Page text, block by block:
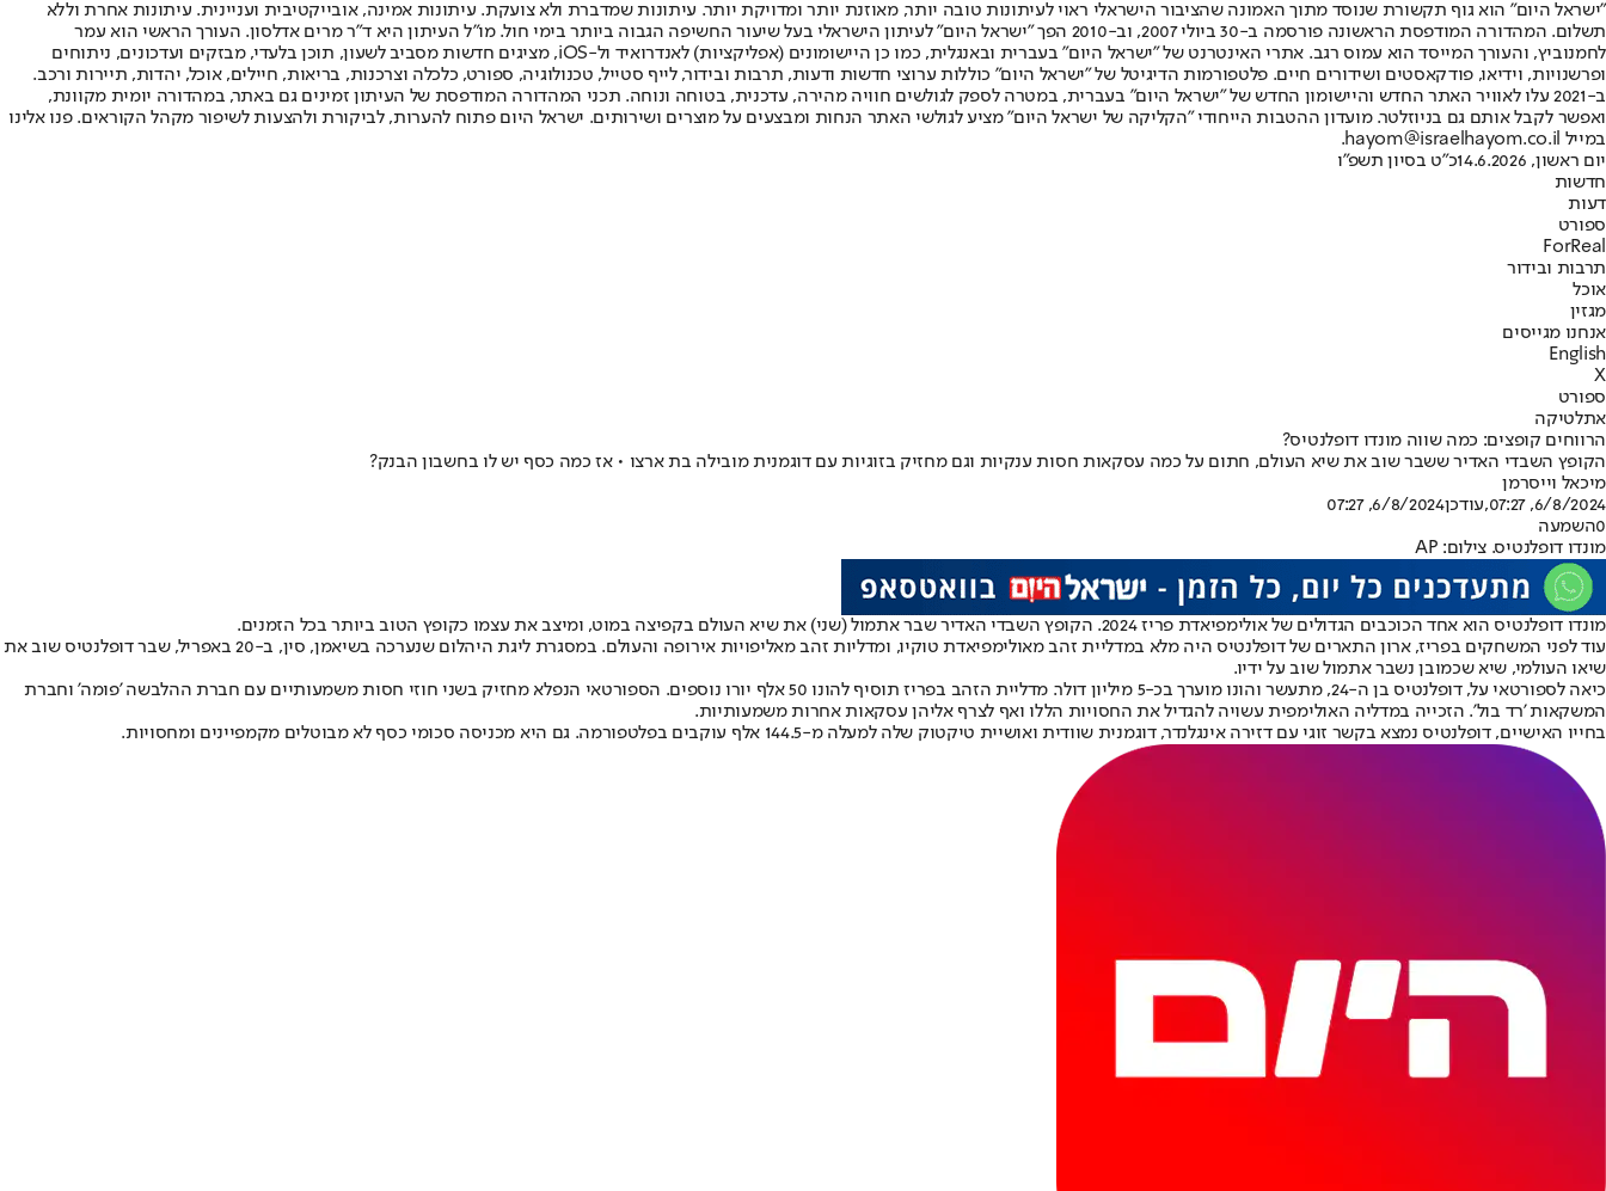
"ישראל היום" הוא גוף תקשורת שנוסד מתוך האמונה שהציבור הישראלי ראוי לעיתונות טובה יותר, מאוזנת יותר ומדויקת יותר. עיתונות שמדברת ולא צועקת. עיתונות אמינה, אובייקטיבית ועניינית. עיתונות אחרת וללא
תשלום. המהדורה המודפסת הראשונה פורסמה ב-30 ביולי 2007, וב-2010 הפך "ישראל היום" לעיתון הישראלי בעל שיעור החשיפה הגבוה ביותר בימי חול. מו"ל העיתון היא ד"ר מרים אדלסון. העורך הראשי הוא עמר
לחמנוביץ, והעורך המייסד הוא עמוס רגב. אתרי האינטרנט של "ישראל היום" בעברית ובאנגלית, כמו כן היישומונים (אפליקציות) לאנדרואיד ול-iOS, מציגים חדשות מסביב לשעון, תוכן בלעדי, מבזקים ועדכונים, ניתוחים
ופרשנויות, וידיאו, פודקאסטים ושידורים חיים. פלטפורמות הדיגיטל של "ישראל היום" כוללות ערוצי חדשות ודעות, תרבות ובידור, לייף סטייל, טכנולוגיה, ספורט, כלכלה וצרכנות, בריאות, חיילים, אוכל, יהדות, תיירות ורכב.
ב-2021 עלו לאוויר האתר החדש והיישומון החדש של "ישראל היום" בעברית, במטרה לספק לגולשים חוויה מהירה, עדכנית, בטוחה ונוחה. תכני המהדורה המודפסת של העיתון זמינים גם באתר, במהדורה יומית מקוונת,
ואפשר לקבל אותם גם בניוזלטר. מועדון ההטבות הייחודי "הקליקה של ישראל היום" מציע לגולשי האתר הנחות ומבצעים על מוצרים ושירותים. ישראל היום פתוח להערות, לביקורת ולהצעות לשיפור מקהל הקוראים. פנו אלינו
במייל hayom@israelhayom.co.il.
יום ראשון, 14.6.2026
כ"ט בסיון תשפ"ו
חדשות
דעות
ספורט
ForReal
תרבות ובידור
אוכל
מגזין
אנחנו מגייסים
English
X
ספורט
אתלטיקה
הרווחים קופצים: כמה שווה מונדו דופלנטיס?
הקופץ השבדי האדיר ששבר שוב את שיא העולם, חתום על כמה עסקאות חסות ענקיות וגם מחזיק בזוגיות עם דוגמנית מובילה בת ארצו • אז כמה כסף יש לו בחשבון הבנק?
מיכאל וייסרמן
6/8/2024, 07:27
,עודכן6/8/2024, 07:27
0השמעה
מונדו דופלנטיס. צילום: AP
מונדו דופלנטיס הוא אחד הכוכבים הגדולים של אולימפיאדת פריז 2024. הקופץ השבדי האדיר שבר אתמול (שני) את שיא העולם בקפיצה במוט, ומיצב את עצמו כקופץ הטוב ביותר בכל הזמנים.
עוד לפני המשחקים בפריז, ארון התארים של דופלנטיס היה מלא במדליית זהב מאולימפיאדת טוקיו, ומדליות זהב מאליפויות אירופה והעולם. במסגרת ליגת היהלום שנערכה בשיאמן, סין, ב-20 באפריל, שבר דופלנטיס שוב את
שיאו העולמי, שיא שכמובן נשבר אתמול שוב על ידיו.
כיאה לספורטאי על, דופלנטיס בן ה-24, מתעשר והונו מוערך בכ-5 מיליון דולר. מדליית הזהב בפריז תוסיף להונו 50 אלף יורו נוספים. הספורטאי הנפלא מחזיק בשני חוזי חסות משמעותיים עם חברת ההלבשה 'פומה' וחברת
המשקאות 'רד בול'. הזכייה במדליה האולימפית עשויה להגדיל את החסויות הללו ואף לצרף אליהן עסקאות אחרות משמעותיות.
בחייו האישיים, דופלנטיס נמצא בקשר זוגי עם דזירה אינגלנדר, דוגמנית שוודית ואושיית טיקטוק שלה למעלה מ-144.5 אלף עוקבים בפלטפורמה. גם היא מכניסה סכומי כסף לא מבוטלים מקמפיינים ומחסויות.